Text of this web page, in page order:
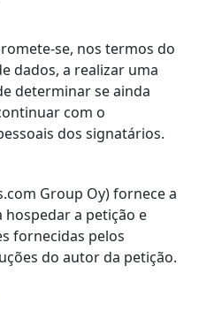
se, nos termos do
dados, a realizar uma
determinar se ainda
com o
dos signatários.
Group Oy) fornece a
a petição e
fornecidas pelos
do autor da petição.